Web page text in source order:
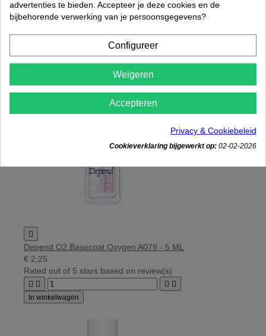
Depend O2 Nailpolish Oxygen A040 - 5 ML
Ratedout of 5 stars based onreview(s)
In winkelwagen

Depend O2 Basecoat Oxygen A079 - 5 ML
€ 2,25
Rated out of 5 stars based on review(s)
   
In winkelwagen
advertenties te bieden. Accepteer je deze cookies en de
bijbehorende verwerking van je persoonsgegevens?
Configureer
Weigeren
Accepteren
Privacy & Cookiebeleid
Cookieverklaring bijgewerkt op: 02-02-2026